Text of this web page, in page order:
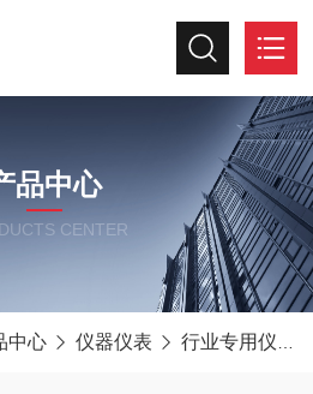
品中心
CENTER
中心 仪器仪表 行业专用仪器仪表